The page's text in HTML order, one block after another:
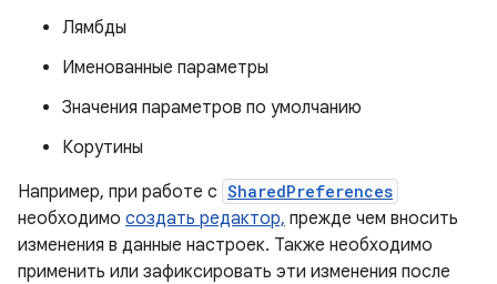
Лямбды
Именованные параметры
Значения параметров по умолчанию
Корутины
Например, при работе с SharedPreferences
необходимо создать редактор, прежде чем вносить
изменения в данные настроек. Также необходимо
применить или зафиксировать эти изменения после